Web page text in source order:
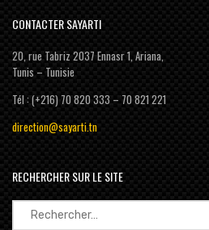
CONTACTER SAYARTI
20, rue Tabriz 2037 Ennasr 1, Ariana,
Tunis – Tunisie
Tél : (+216) 70 820 333 – 70 821 221
direction@sayarti.tn
RECHERCHER SUR LE SITE
Rechercher :